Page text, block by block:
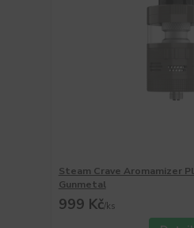
Steam Crave Aromamizer
Gunmetal
999 Kč/ks